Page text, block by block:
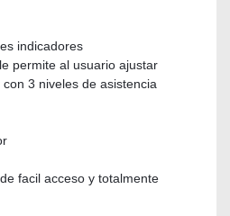
indicadores
permite al usuario ajustar
3 niveles de asistencia
facil acceso y totalmente